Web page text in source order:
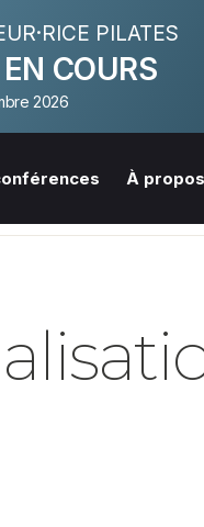
PILATES
COURS
2026
À propos